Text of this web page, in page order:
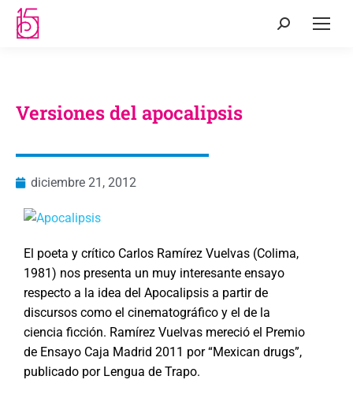
Versiones del apocalipsis
diciembre 21, 2012
El poeta y crítico Carlos Ramírez Vuelvas (Colima,
1981) nos presenta un muy interesante ensayo
respecto a la idea del Apocalipsis a partir de
discursos como el cinematográfico y el de la
ciencia ficción. Ramírez Vuelvas mereció el Premio
de Ensayo Caja Madrid 2011 por “Mexican drugs”,
publicado por Lengua de Trapo.